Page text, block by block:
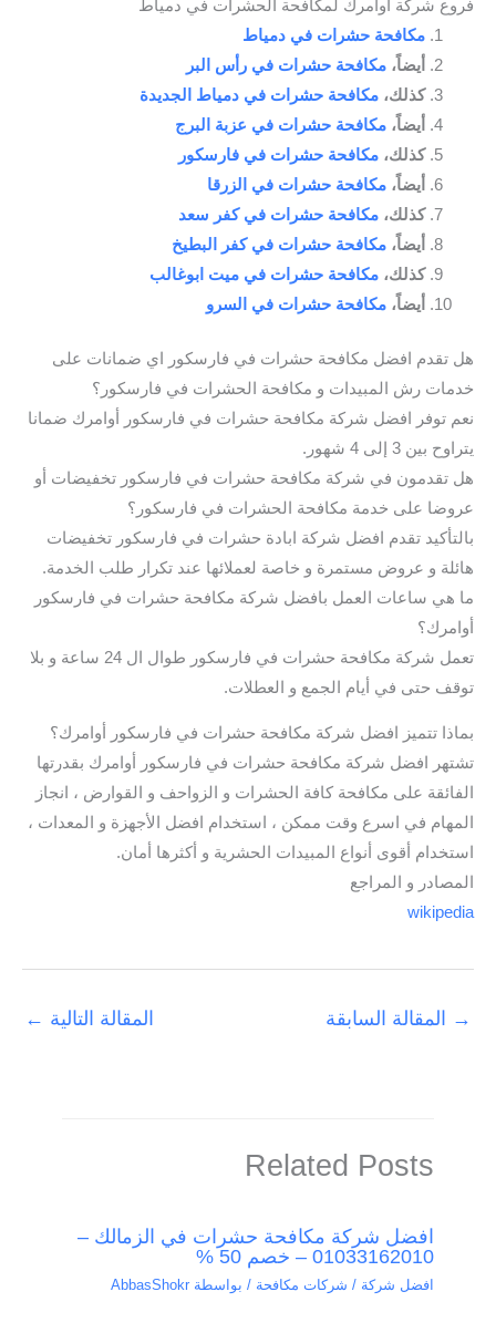
فروع شركة أوامرك لمكافحة الحشرات في دمياط
مكافحة حشرات في دمياط
أيضاً، مكافحة حشرات في رأس البر
كذلك، مكافحة حشرات في دمياط الجديدة
أيضاً، مكافحة حشرات في عزبة البرج
كذلك، مكافحة حشرات في فارسكور
أيضاً، مكافحة حشرات في الزرقا
كذلك، مكافحة حشرات في كفر سعد
أيضاً، مكافحة حشرات في كفر البطيخ
كذلك، مكافحة حشرات في ميت ابوغالب
أيضاً، مكافحة حشرات في السرو
هل تقدم افضل مكافحة حشرات في فارسكور اي ضمانات على
خدمات رش المبيدات و مكافحة الحشرات في فارسكور؟
نعم توفر افضل شركة مكافحة حشرات في فارسكور أوامرك ضمانا
يتراوح بين 3 إلى 4 شهور.
هل تقدمون في شركة مكافحة حشرات في فارسكور تخفيضات أو
عروضا على خدمة مكافحة الحشرات في فارسكور؟
بالتأكيد تقدم افضل شركة ابادة حشرات في فارسكور تخفيضات
هائلة و عروض مستمرة و خاصة لعملائها عند تكرار طلب الخدمة.
ما هي ساعات العمل بافضل شركة مكافحة حشرات في فارسكور
أوامرك؟
تعمل شركة مكافحة حشرات في فارسكور طوال ال 24 ساعة و بلا
توقف حتى في أيام الجمع و العطلات.
بماذا تتميز افضل شركة مكافحة حشرات في فارسكور أوامرك؟
تشتهر افضل شركة مكافحة حشرات في فارسكور أوامرك بقدرتها
الفائقة على مكافحة كافة الحشرات و الزواحف و القوارض ، انجاز
المهام في اسرع وقت ممكن ، استخدام افضل الأجهزة و المعدات ،
استخدام أقوى أنواع المبيدات الحشرية و أكثرها أمان.
المصادر و المراجع
wikipedia
→ المقالة السابقة المقالة التالية ←
Related Posts
افضل شركة مكافحة حشرات في الزمالك –
01033162010 – خصم 50 %
افضل شركة / شركات مكافحة / بواسطة AbbasShokr